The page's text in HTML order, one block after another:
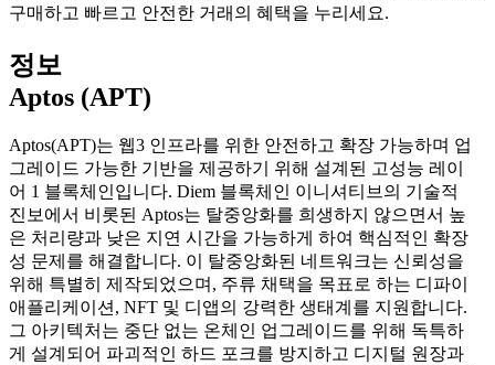
구매하고 빠르고 안전한 거래의 혜택을 누리세요.
정보
Aptos (APT)
Aptos(APT)는 웹3 인프라를 위한 안전하고 확장 가능하며 업
그레이드 가능한 기반을 제공하기 위해 설계된 고성능 레이
어 1 블록체인입니다. Diem 블록체인 이니셔티브의 기술적
진보에서 비롯된 Aptos는 탈중앙화를 희생하지 않으면서 높
은 처리량과 낮은 지연 시간을 가능하게 하여 핵심적인 확장
성 문제를 해결합니다. 이 탈중앙화된 네트워크는 신뢰성을
위해 특별히 제작되었으며, 주류 채택을 목표로 하는 디파이
애플리케이션, NFT 및 디앱의 강력한 생태계를 지원합니다.
그 아키텍처는 중단 없는 온체인 업그레이드를 위해 독특하
게 설계되어 파괴적인 하드 포크를 방지하고 디지털 원장과